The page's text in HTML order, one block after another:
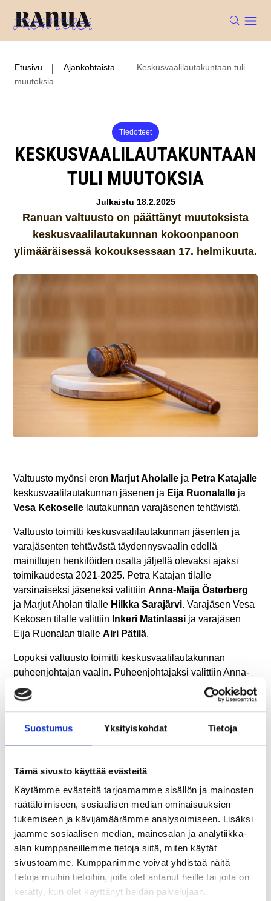
Suostumus Yksityiskohdat Tietoja
Tämä sivusto käyttää evästeitä
Käytämme evästeitä tarjoamamme sisällön ja mainosten
räätälöimiseen, sosiaalisen median ominaisuuksien
tukemiseen ja kävijämäärämme analysoimiseen. Lisäksi
jaamme sosiaalisen median, mainosalan ja analytiikka-
alan kumppaneillemme tietoja siitä, miten käytät
sivustoamme. Kumppanimme voivat yhdistää näitä
tietoja muihin tietoihin, joita olet antanut heille tai joita on
kerätty, kun olet käyttänyt heidän palvelujaan.
Etusivu Ajankohtaista
Keskusvaalilautakuntaan tuli
muutoksia
Tiedotteet
KESKUSVAALILAUTAKUNTAAN
TULI MUUTOKSIA
Julkaistu 18.2.2025
Ranuan valtuusto on päättänyt muutoksista
keskusvaalilautakunnan kokoonpanoon
ylimääräisessä kokouksessaan 17. helmikuuta.
Valtuusto myönsi eron Marjut Aholalle ja Petra Katajalle
keskusvaalilautakunnan jäsenen ja Eija Ruonalalle ja
Vesa Kekoselle lautakunnan varajäsenen tehtävistä.
Valtuusto toimitti keskusvaalilautakunnan jäsenten ja
varajäsenten tehtävästä täydennysvaalin edellä
mainittujen henkilöiden osalta jäljellä olevaksi ajaksi
toimikaudesta 2021-2025. Petra Katajan tilalle
varsinaiseksi jäseneksi valittiin Anna-Maija Österberg
ja Marjut Aholan tilalle Hilkka Sarajärvi. Varajäsen Vesa
Kekosen tilalle valittiin Inkeri Matinlassi ja varajäsen
Eija Ruonalan tilalle Airi Pätilä.
Lopuksi valtuusto toimitti keskusvaalilautakunnan
puheenjohtajan vaalin. Puheenjohtajaksi valittiin Anna-
Maija Österberg.
Keskusvaalilautakunnan jäsenet vaalikaudella 2021-
2025:
Janne Petäjäjärvi
Hannu Nieminen
Hilkka Sarajärvi
Tommi Kortesalmi
Elvi Sarajärvi